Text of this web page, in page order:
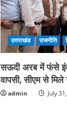
उत्तराखंड राजनीति
सऊदी अरब में फंसे
वापसी, सीएम से मिले
admin July